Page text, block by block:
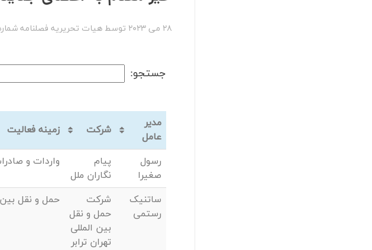
28 می 2023 توسط هیات تحریریه فصلنامه شماره
جستجو:
مدیر
عامل
شرکت زمینه فعالیت
رسول
صغیرا
پیام
نگاران ملل
واردات و
ساتنیک
رستمی
شرکت
حمل و نقل
بین المللی
تهران ترابر
حمل و نقل بین